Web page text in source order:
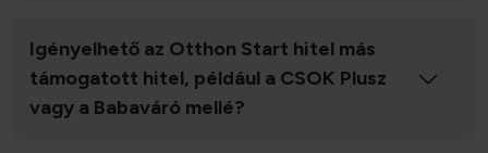
Igényelhető az Otthon Start hitel más
támogatott hitel, például a CSOK Plusz
vagy a Babaváró mellé?